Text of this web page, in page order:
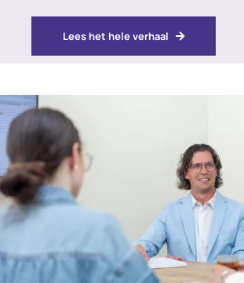
Lees het hele verhaal